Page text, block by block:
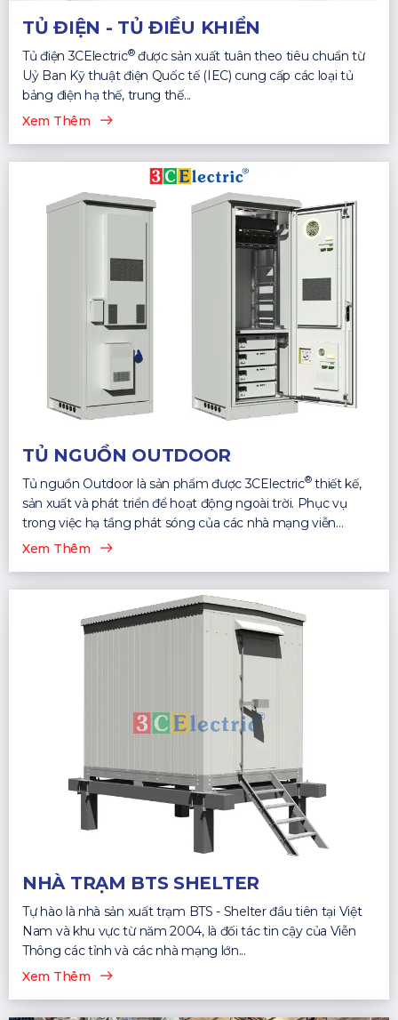
TỦ ĐIỆN - TỦ ĐIỀU KHIỂN
Tủ điện 3CElectric®được sản xuất tuân theo tiêu chuẩn từ
Uỷ Ban Kỹ thuật điện Quốc tế (IEC) cung cấp các loại tủ
bảng điện hạ thế, trung thế...
Xem Thêm
TỦ NGUỒN OUTDOOR
Tủ nguồn Outdoor là sản phẩm được 3CElectric®thiết kế,
sản xuất và phát triển để hoạt động ngoài trời. Phục vụ
trong việc hạ tầng phát sóng của các nhà mạng viễn
thông...
Xem Thêm
NHÀ TRẠM BTS SHELTER
Tự hào là nhà sản xuất trạm BTS - Shelter đầu tiên tại Việt
Nam và khu vực từ năm 2004, là đối tác tin cậy của Viễn
Thông các tỉnh và các nhà mạng lớn...
Xem Thêm